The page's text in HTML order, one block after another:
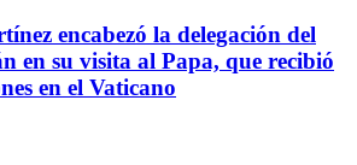
encabezó la delegación del
en su visita al Papa, que recibió
en el Vaticano